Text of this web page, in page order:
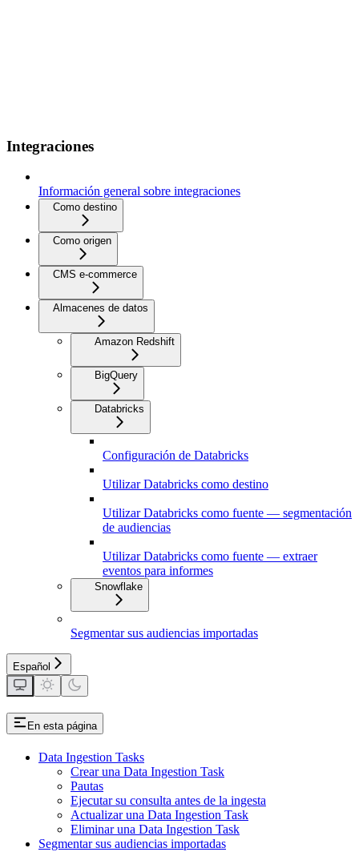
Integraciones
Información general sobre integraciones
Como destino
Como origen
CMS e-commerce
Almacenes de datos
Amazon Redshift
BigQuery
Databricks
Configuración de Databricks
Utilizar Databricks como destino
Utilizar Databricks como fuente — segmentación
de audiencias
Utilizar Databricks como fuente — extraer
eventos para informes
Snowflake
Segmentar sus audiencias importadas
Español
En esta página
Data Ingestion Tasks
Crear una Data Ingestion Task
Pautas
Ejecutar su consulta antes de la ingesta
Actualizar una Data Ingestion Task
Eliminar una Data Ingestion Task
Segmentar sus audiencias importadas